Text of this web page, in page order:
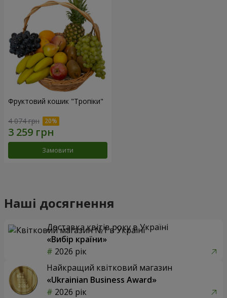
Фруктовий кошик "Тропіки"
4 074 грн
Замовити
Наші досягнення
Доставка квітів року в Україні
«Вибір країни»
2026 рік
Найкращий квітковий магазин
«Ukrainian Business Award»
2026 рік